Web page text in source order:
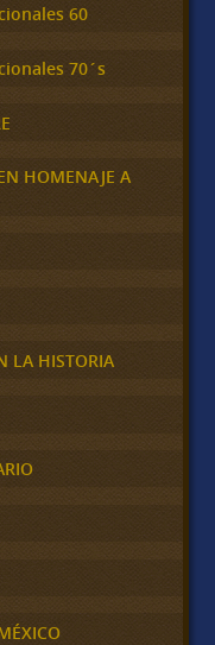
60
70´s
HOMENAJE A
LA HISTORIA